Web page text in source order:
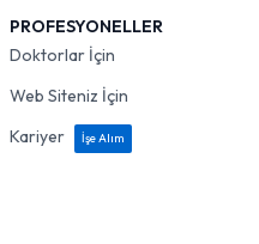
PROFESYONELLER
Doktorlar İçin
Web Siteniz İçin
Kariyer
İşe Alım